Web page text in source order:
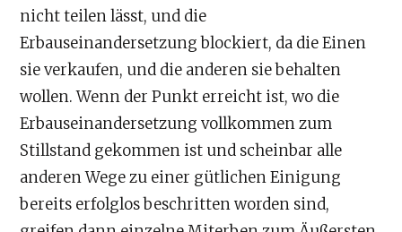
nicht teilen lässt, und die
Erbauseinandersetzung blockiert, da die Einen
sie verkaufen, und die anderen sie behalten
wollen. Wenn der Punkt erreicht ist, wo die
Erbauseinandersetzung vollkommen zum
Stillstand gekommen ist und scheinbar alle
anderen Wege zu einer gütlichen Einigung
bereits erfolglos beschritten worden sind,